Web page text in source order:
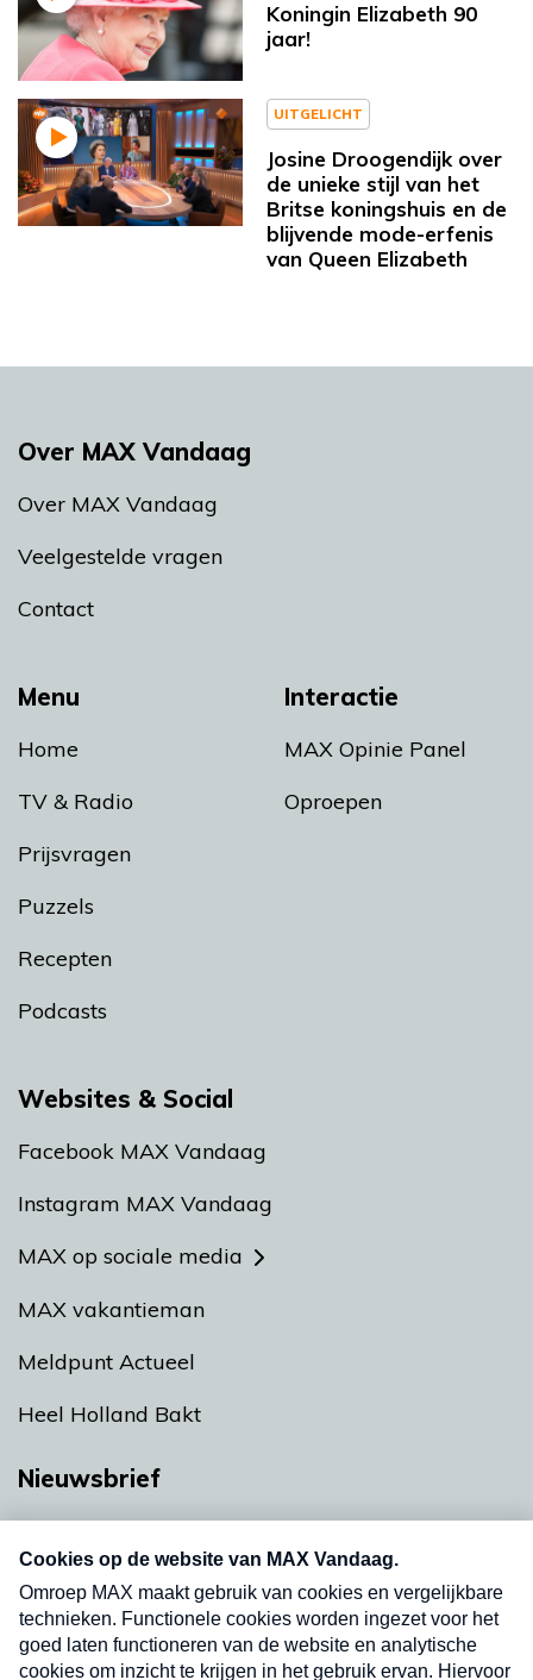
Koningin Elizabeth 90
jaar!
UITGELICHT
Josine Droogendijk over
de unieke stijl van het
Britse koningshuis en de
blijvende mode-erfenis
van Queen Elizabeth
Menu
Home
TV & Radio
Prijsvragen
Puzzels
Recepten
Podcasts
Interactie
MAX Opinie Panel
Oproepen
Over MAX Vandaag
Over MAX Vandaag
Veelgestelde vragen
Contact
Websites & Social
Facebook MAX Vandaag
Instagram MAX Vandaag
MAX op sociale media
MAX vakantieman
Meldpunt Actueel
Heel Holland Bakt
Nieuwsbrief
nieuwsbrief. Elke vrijdag- en dinsdagochtend in
uw mailbox.
Verzend